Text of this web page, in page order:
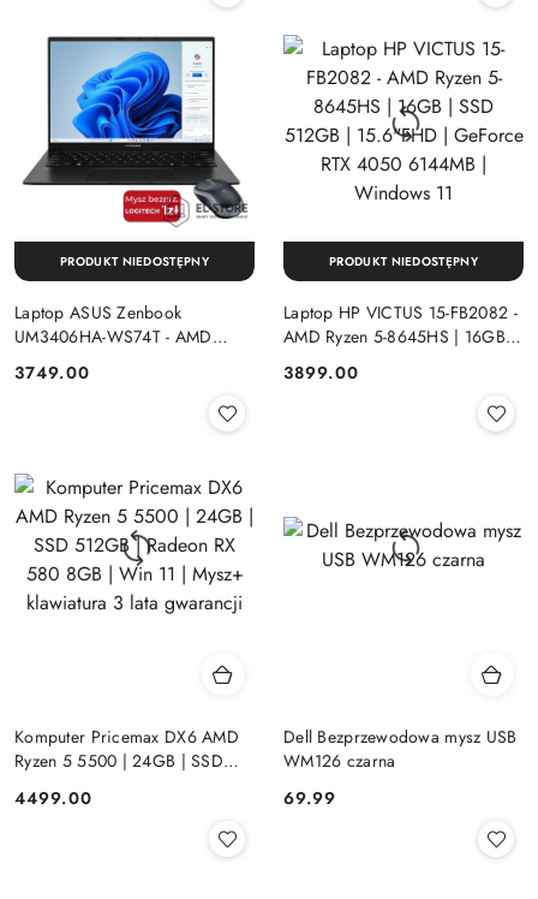
Laptop ASUS Zenbook
UM3406HA-WS74T - AMD
512GB | 14" OLED (1920x1200)
Cena:
3749.00
PRODUKT NIEDOSTĘPNY
Laptop HP VICTUS 15-FB2082 -
AMD Ryzen 5-8645HS | 16GB |
GeForce RTX 4050 6144MB |
Cena:
3899.00
PRODUKT NIEDOSTĘPNY
Komputer Pricemax DX6 AMD
Ryzen 5 5500 | 24GB | SSD
Win 11 | Mysz+ klawiatura 3 lata
Cena:
4499.00
Dell Bezprzewodowa mysz USB
WM126 czarna
Cena:
69.99